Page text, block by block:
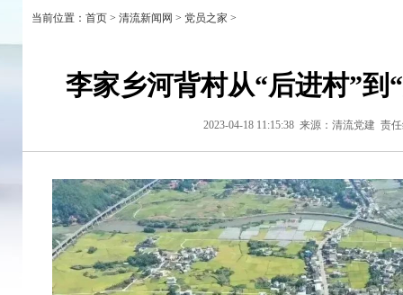
当前位置：首页 > 清流新闻网 > 党员之家 >
李家乡河背村从“后进村”到
2023-04-18 11:15:38 来源：清流党建 责